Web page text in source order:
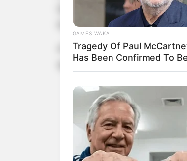
Departamento Municipal
Ennes Arnas Holl Dos
A participação desses
que valorizam a saúde e o
GAMES WAKA
Tragedy Of Paul
Has Been Confirmed To